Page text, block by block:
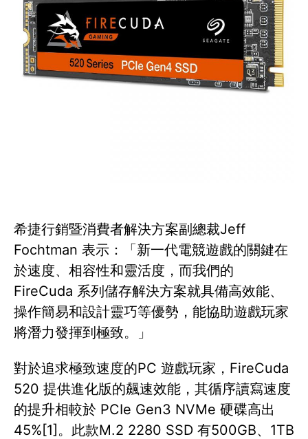
希捷行銷暨消費者解決方案副總裁Jeff
Fochtman 表示：「新一代電競遊戲的關鍵在
於速度、相容性和靈活度，而我們的
FireCuda 系列儲存解決方案就具備高效能、
操作簡易和設計靈巧等優勢，能協助遊戲玩家
將潛力發揮到極致。」
對於追求極致速度的PC 遊戲玩家，FireCuda
520 提供進化版的飆速效能，其循序讀寫速度
的提升相較於 PCIe Gen3 NVMe 硬碟高出
45%[1]。此款M.2 2280 SSD 有500GB、1TB